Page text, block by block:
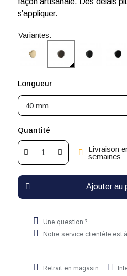
s’appliquer.
Variantes:
Longueur
Quantité
Livraison
semaines
Ajouter au
Une question ?
Notre service clientèle est
Retrait en magasin